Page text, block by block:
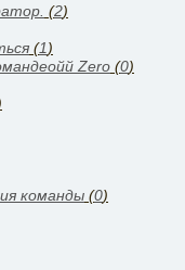
(2)
(1)
Zero (0)
команды (0)